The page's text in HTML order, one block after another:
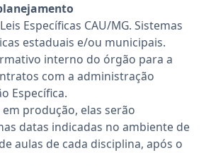
Específicas CAU/MG. Sistemas
estaduais e/ou municipais.
interno do órgão para a
com a administração
Específica.
produção, elas serão
datas indicadas no ambiente de
aulas de cada disciplina, após o